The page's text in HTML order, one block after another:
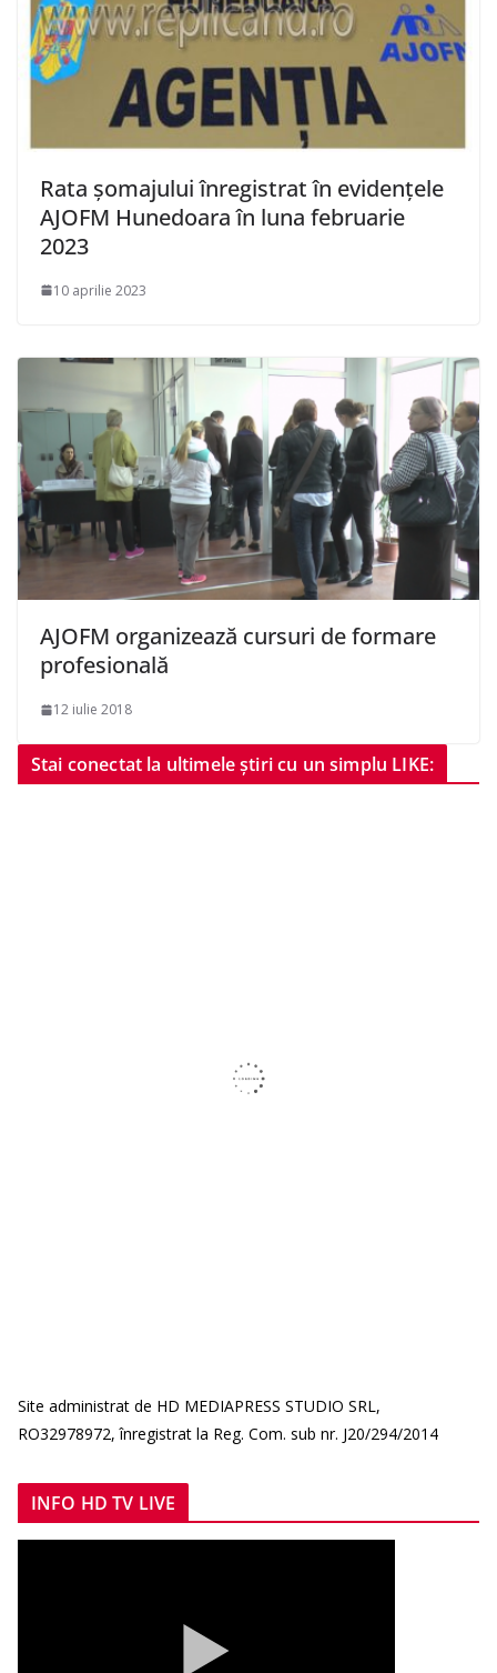
Rata şomajului înregistrat în evidenţele
AJOFM Hunedoara în luna februarie
2023
10 aprilie 2023
AJOFM organizează cursuri de formare
profesională
12 iulie 2018
Stai conectat la ultimele știri cu un simplu LIKE:
Site administrat de HD MEDIAPRESS STUDIO SRL,
RO32978972, înregistrat la Reg. Com. sub nr. J20/294/2014
INFO HD TV LIVE